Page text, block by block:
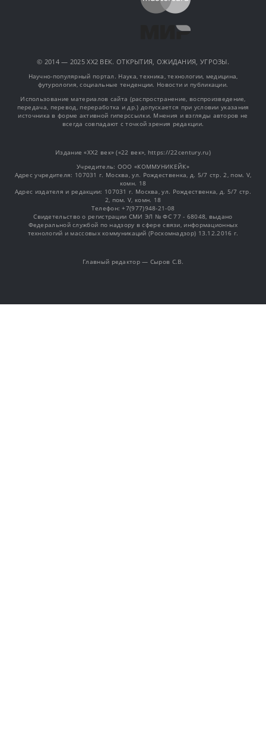
© 2014 — 2025 XX2 ВЕК. ОТКРЫТИЯ, ОЖИДАНИЯ, УГРОЗЫ.
Научно-популярный портал. Наука, техника, технологии, медицина,
футурология, социальные тенденции. Новости и публикации.
Использование материалов сайта (распространение, воспроизведение,
передача, перевод, переработка и др.) допускается при условии указания
источника в форме активной гиперссылки. Мнения и взгляды авторов не
всегда совпадают с точкой зрения редакции.
Издание «XX2 век» («22 век», https://22century.ru)
Учредитель: OOO «КОММУНИКЕЙК»
Адрес учредителя: 107031 г. Москва, ул. Рождественка, д. 5/7 стр. 2, пом. V,
комн. 18
Адрес издателя и редакции: 107031 г. Москва, ул. Рождественка, д. 5/7 стр.
2, пом. V, комн. 18
Телефон: +7(977)948-21-08
Свидетельство о регистрации СМИ ЭЛ № ФС 77 - 68048, выдано
Федеральной службой по надзору в сфере связи, информационных
технологий и массовых коммуникаций (Роскомнадзор) 13.12.2016 г.
Главный редактор — Сыров С.В.